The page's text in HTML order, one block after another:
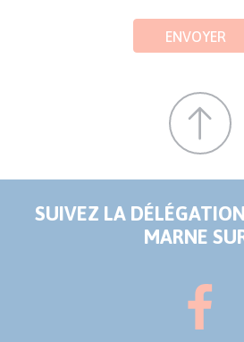
ENVOYER
SUIVEZ LA
MARNE